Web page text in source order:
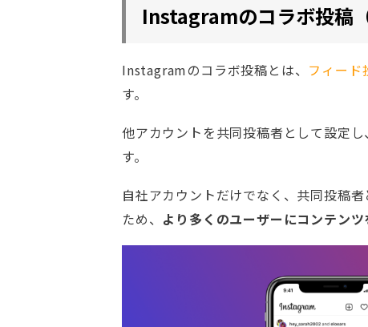
Instagramのコラボ投稿
Instagramのコラボ投稿とは、 フィード
す。
他アカウントを共同投稿者として設定
す。
自社アカウントだけでなく、共同投稿
ため、 より多くのユーザーにコンテンツ